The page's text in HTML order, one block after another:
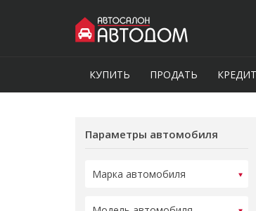
КУПИТЬ ПРОДАТЬ КРЕДИТ
Параметры автомобиля